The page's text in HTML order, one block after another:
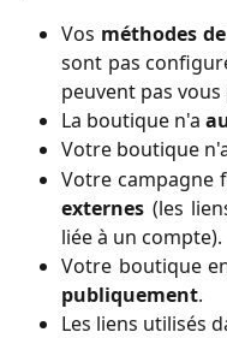
Vos méthodes
sont pas
peuvent pas vous
La boutique n'a
Votre boutique
Votre campagne
externes (les
liée à un compte).
Votre boutique
publiquement.
Les liens utilisés